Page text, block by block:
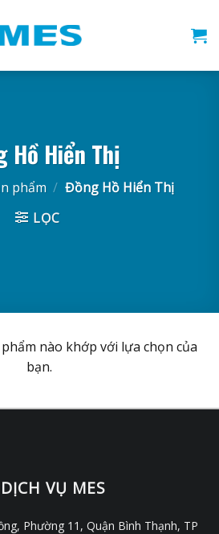
Hồ Hiển Thị
phẩm / Đồng Hồ Hiển Thị
LỌC
nào khớp với lựa chọn của
bạn.
VỤ MES
Phường 11, Quận Bình Thạnh, TP